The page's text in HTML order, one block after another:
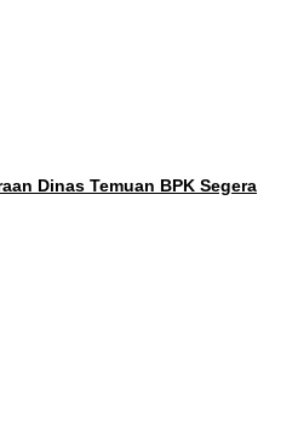
Dinas Temuan BPK Segera